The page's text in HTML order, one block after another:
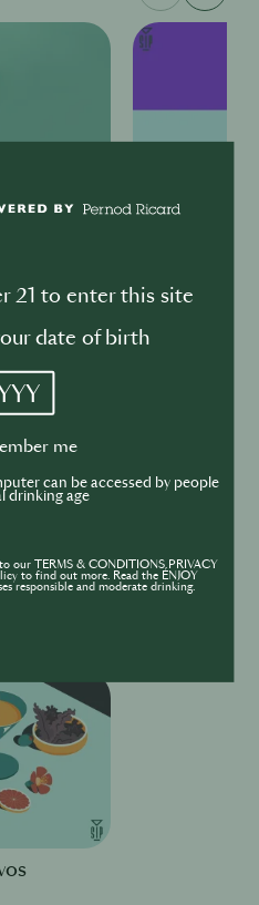
L'application
21 to enter this site
date of birth
me
can be accessed by people
drinking age
our TERMS & CONDITIONS,PRIVACY
to find out more. Read the ENJOY
responsible and moderate drinking.